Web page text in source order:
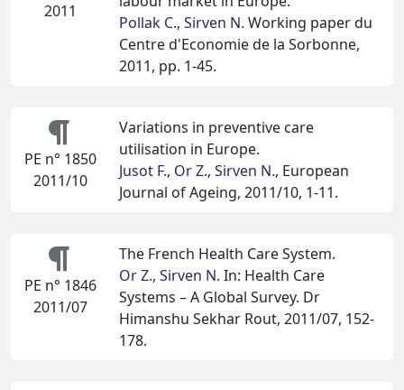
2011
Pollak C., Sirven N. Working paper du
Centre d'Economie de la Sorbonne,
2011, pp. 1-45.
PE n° 1850
2011/10
Variations in preventive care
utilisation in Europe.
Jusot F., Or Z., Sirven N., European
Journal of Ageing, 2011/10, 1-11.
PE n° 1846
2011/07
The French Health Care System.
Or Z., Sirven N. In: Health Care
Systems – A Global Survey. Dr
Himanshu Sekhar Rout, 2011/07, 152-
178.